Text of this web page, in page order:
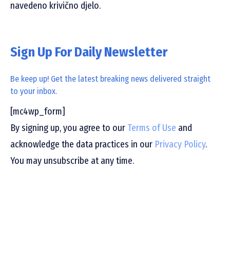
navedeno krivično djelo.
Sign Up For Daily Newsletter
Be keep up! Get the latest breaking news delivered straight
to your inbox.
[mc4wp_form]
By signing up, you agree to our Terms of Use and
acknowledge the data practices in our Privacy Policy.
You may unsubscribe at any time.